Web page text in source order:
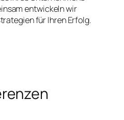
entwickeln wir
für Ihren Erfolg.